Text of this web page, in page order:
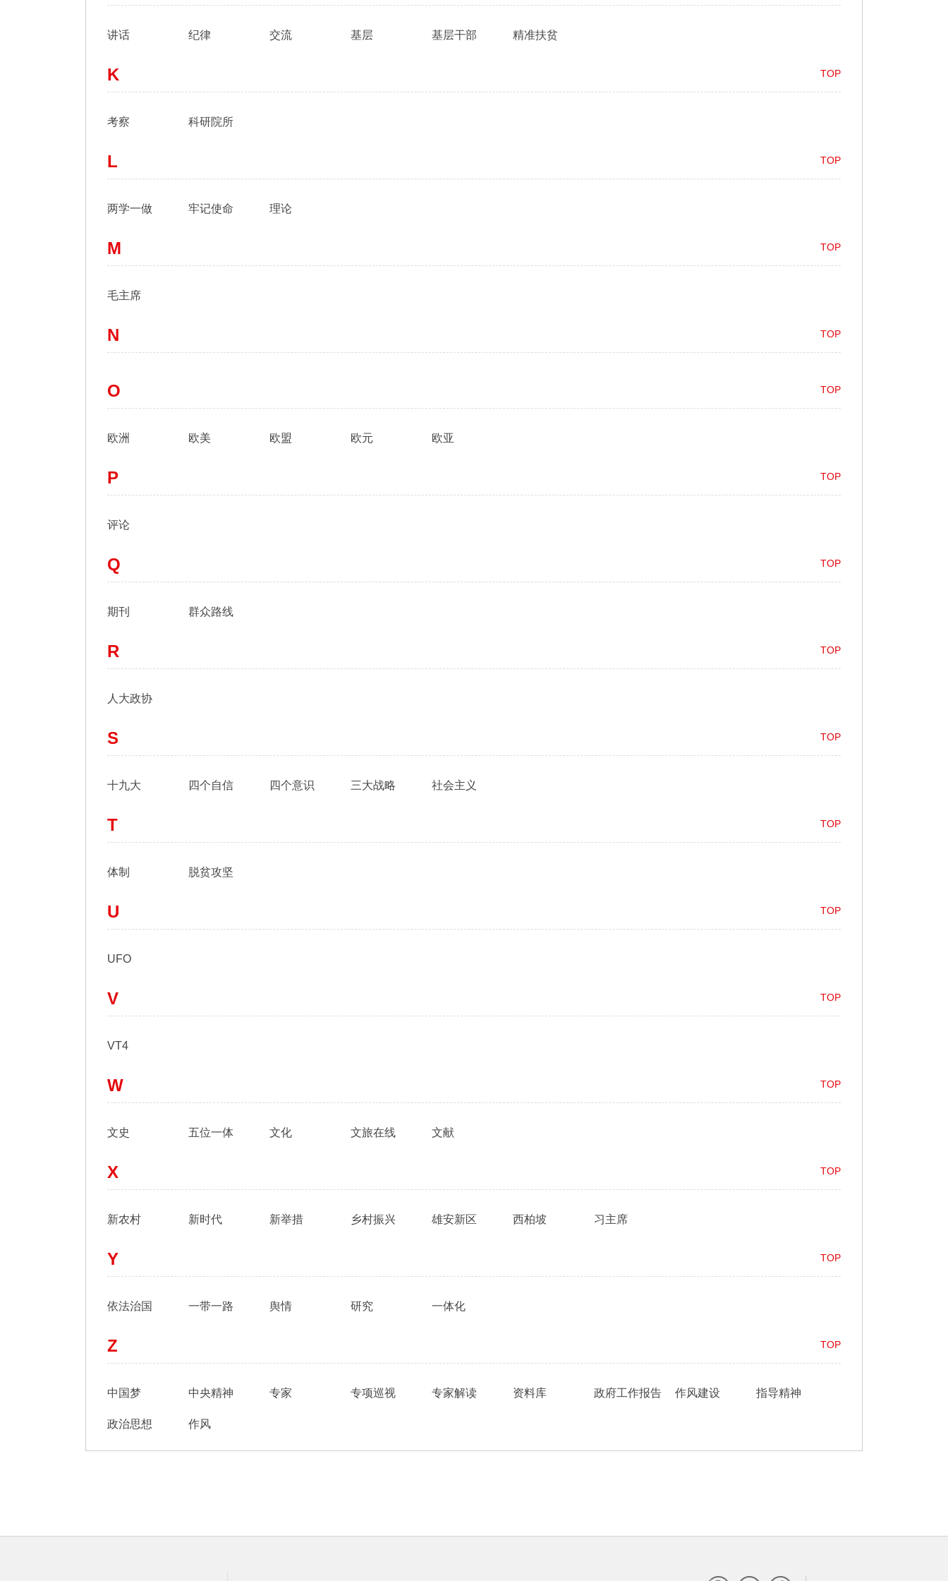
讲话 纪律 交流 基层 基层干部 精准扶贫
K TOP
考察 科研院所
L TOP
两学一做 牢记使命 理论
M TOP
毛主席
N TOP
O TOP
欧洲 欧美 欧盟 欧元 欧亚
P TOP
评论
Q TOP
期刊 群众路线
R TOP
人大政协
S TOP
十九大 四个自信 四个意识 三大战略 社会主义
T TOP
体制 脱贫攻坚
U TOP
UFO
V TOP
VT4
W TOP
文史 五位一体 文化 文旅在线 文献
X TOP
新农村 新时代 新举措 乡村振兴 雄安新区 西柏坡 习主席
Y TOP
依法治国 一带一路 舆情 研究 一体化
Z TOP
中国梦 中央精神 专家 专项巡视 专家解读 资料库 政府工作报告 作风建设 指导精神
政治思想 作风